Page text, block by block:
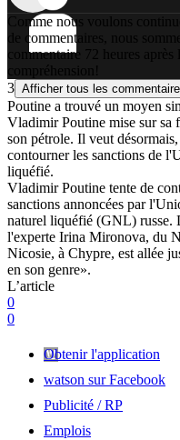
Comme nous voulons
de commentaires, nous
commentaire 72 heures
compréhension!
3 Afficher tous les
Poutine a trouvé un moyen
Vladimir Poutine mise sur sa
son pétrole. Il veut
contourner les sanctions de
liquéfié.
Vladimir Poutine tente de
sanctions annoncées par
naturel liquéfié (GNL) russe.
l'experte Irina Mironova, du
Nicosie, à Chypre, est allée
en son genre».
L’article
0
0
Obtenir l'application
watson sur Facebook
Publicité / RP
Emplois